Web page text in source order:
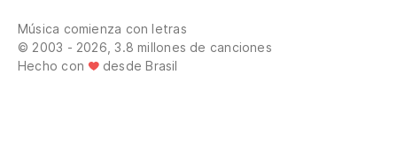
Música comienza con letras
© 2003 - 2026, 3.8 millones de canciones
Hecho con
desde Brasil